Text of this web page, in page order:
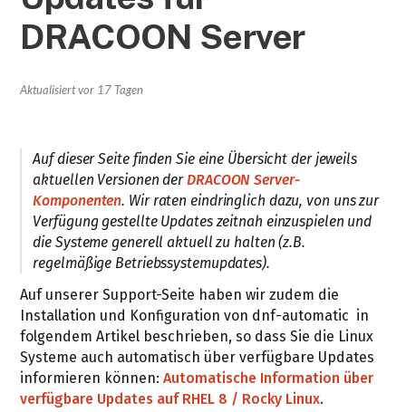
DRACOON Server
Aktualisiertvor 17 Tagen
Auf dieser Seite finden Sie eine Übersicht der jeweils
aktuellen Versionen derDRACOON Server-
Komponenten. Wir raten eindringlich dazu, von uns zur
Verfügung gestellte Updates zeitnah einzuspielen und
die Systeme generell aktuell zu halten (z.B.
regelmäßige Betriebssystemupdates).
Auf unserer Support-Seite haben wir zudem die
Installation und Konfiguration von dnf-automatic in
folgendem Artikel beschrieben, so dass Sie die Linux
Systeme auch automatisch über verfügbare Updates
informieren können:Automatische Information über
verfügbare Updates auf RHEL 8 / Rocky Linux.